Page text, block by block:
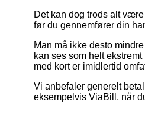
Det kan dog trods alt
før du gennemfører din
Man må ikke desto
kan ses som helt
med kort er imidlertid
Vi anbefaler generelt
eksempelvis ViaBill, når